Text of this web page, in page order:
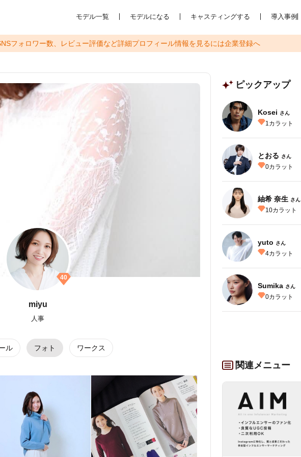
モデル一覧 モデルになる キャスティングする 導入事例
フォロワー数、レビュー評価など詳細プロフィール情報を見るには企業登録へ
40
miyu
人事
ル フォト ワークス
ピックアップ
Kosei さん
1 カラット
とおる さん
0カラット
紬希 奈生 さん
10カラット
yuto さん
4カラット
Sumika さん
0カラット
関連メニュー